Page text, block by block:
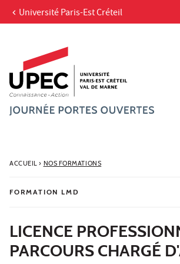
Aller au contenu
Recherche
Université Paris-Est Créteil
ACCUEIL› NOS FORMATIONS
FORMATION LMD
LICENCE
PARCOURS CHARGÉ